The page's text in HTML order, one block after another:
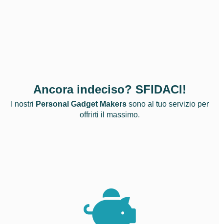
Ancora indeciso? SFIDACI!
I nostri Personal Gadget Makerssono al tuo servizio per
offrirti il massimo.